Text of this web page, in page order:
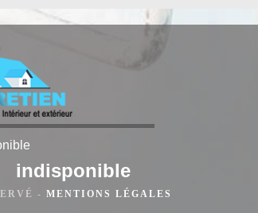
Pour tout état des
se former comme les
muraux sont déjà
d'absorption sonore
indisponible
- MENTIONS LÉGALES